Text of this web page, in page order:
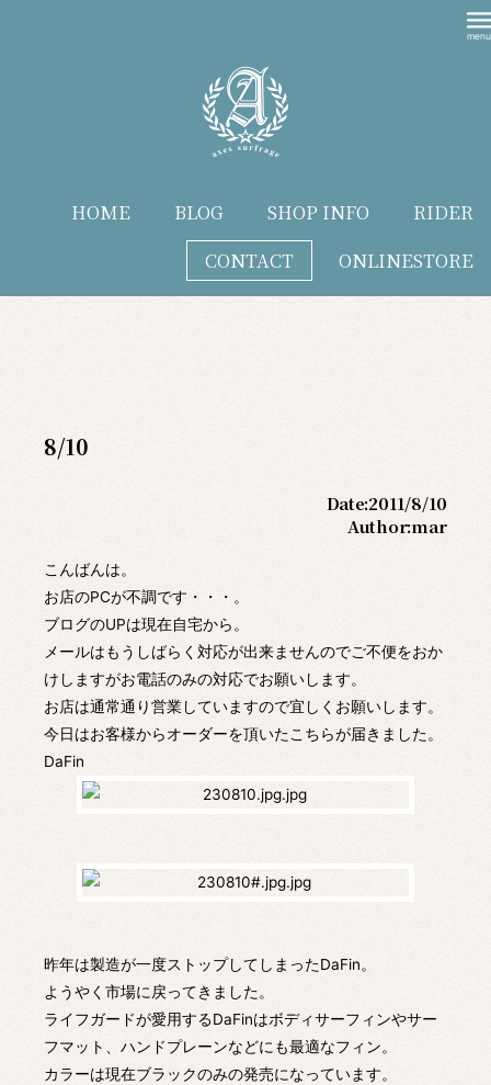
HOME BLOG SHOP INFO
RIDER
CONTACT
ONLINESTORE
8/10
Date:2011/8/10
Author:mar
こんばんは。
お店のPCが不調です・・・。
ブログのUPは現在自宅から。
メールはもうしばらく対応が出来ませんのでご不便をおか
けしますがお電話のみの対応でお願いします。
お店は通常通り営業していますので宜しくお願いします。
今日はお客様からオーダーを頂いたこちらが届きました。
DaFin
昨年は製造が一度ストップしてしまったDaFin。
ようやく市場に戻ってきました。
ライフガードが愛用するDaFinはボディサーフィンやサー
フマット、ハンドプレーンなどにも最適なフィン。
カラーは現在ブラックのみの発売になっています。